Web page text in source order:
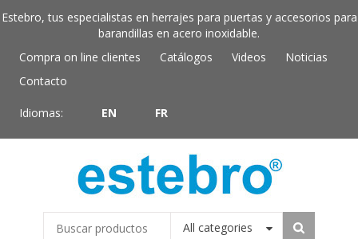
Estebro, tus especialistas en herrajes para puertas y accesorios para
barandillas en acero inoxidable.
Compra on line clientes
Catálogos Videos
Noticias
Contacto
Idiomas: EN FR
All categories